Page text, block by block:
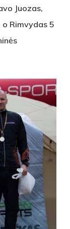
Juozas,
Rimvydas 5